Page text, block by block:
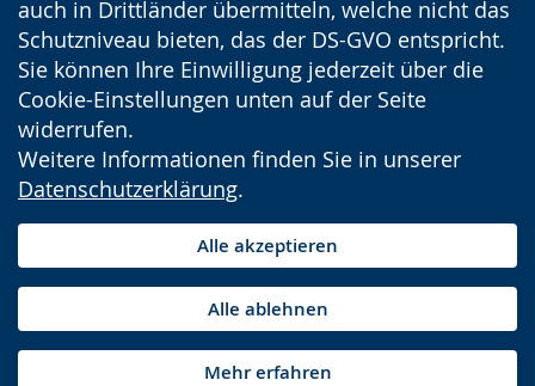
auch in Drittländer übermitteln, welche nicht das
Schutzniveau bieten, das der DS-GVO entspricht.
Sie können Ihre Einwilligung jederzeit über die
Cookie-Einstellungen unten auf der Seite
widerrufen.
Weitere Informationen finden Sie in unserer
Datenschutzerklärung.
Alle akzeptieren
Alle ablehnen
Mehr erfahren